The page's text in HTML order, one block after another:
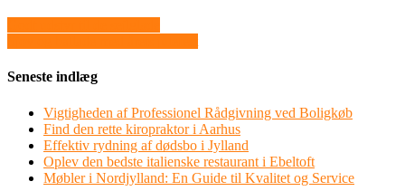
Seneste indlæg
Vigtigheden af Professionel Rådgivning ved Boligkøb
Find den rette kiropraktor i Aarhus
Effektiv rydning af dødsbo i Jylland
Oplev den bedste italienske restaurant i Ebeltoft
Møbler i Nordjylland: En Guide til Kvalitet og Service